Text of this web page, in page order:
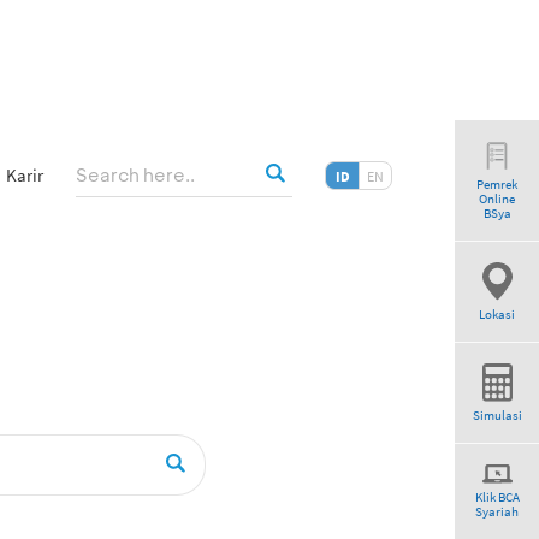
Karir ID EN
Pemrek
Online
BSya
Lokasi
Simulasi
Klik BCA
Syariah